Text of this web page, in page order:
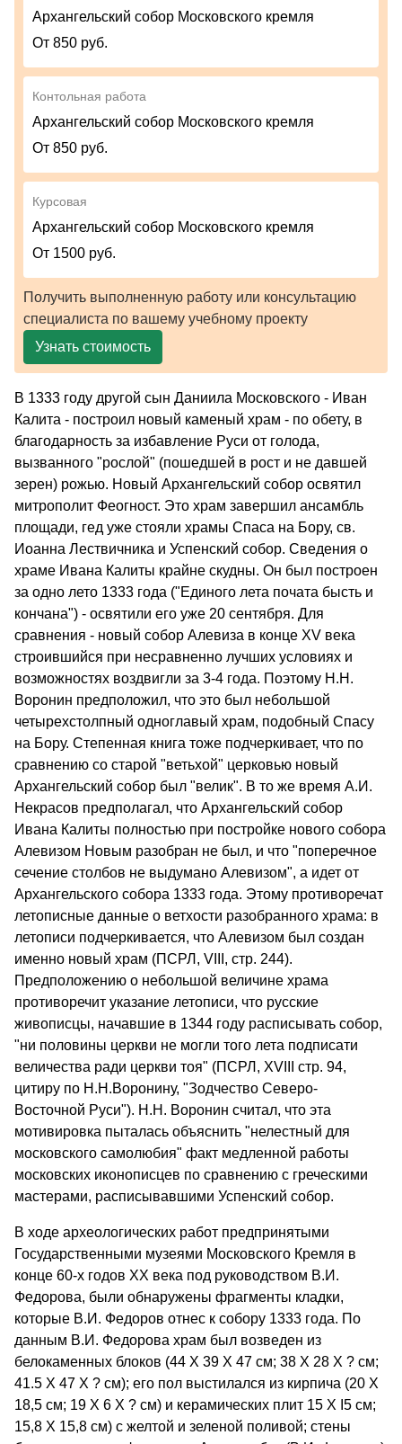
Архангельский собор Московского кремля
От 850 руб.
Контольная работа
Архангельский собор Московского кремля
От 850 руб.
Курсовая
Архангельский собор Московского кремля
От 1500 руб.
Получить выполненную работу или консультацию
специалиста по вашему учебному проекту
Узнать стоимость
В 1333 году другой сын Даниила Московского - Иван
Калита - построил новый каменый храм - по обету, в
благодарность за избавление Руси от голода,
вызванного "рослой" (пошедшей в рост и не давшей
зерен) рожью. Новый Архангельский собор освятил
митрополит Феогност. Это храм завершил ансамбль
площади, гед уже стояли храмы Спаса на Бору, св.
Иоанна Лествичника и Успенский собор. Сведения о
храме Ивана Калиты крайне скудны. Он был построен
за одно лето 1333 года ("Единого лета почата бысть и
кончана") - освятили его уже 20 сентября. Для
сравнения - новый собор Алевиза в конце XV века
строившийся при несравненно лучших условиях и
возможностях воздвигли за 3-4 года. Поэтому Н.Н.
Воронин предположил, что это был небольшой
четырехстолпный одноглавый храм, подобный Спасу
на Бору. Степенная книга тоже подчеркивает, что по
сравнению со старой "ветьхой" церковью новый
Архангельский собор был "велик". В то же время А.И.
Некрасов предполагал, что Архангельский собор
Ивана Калиты полностью при постройке нового собора
Алевизом Новым разобран не был, и что "поперечное
сечение столбов не выдумано Алевизом", а идет от
Архангельского собора 1333 года. Этому противоречат
летописные данные о ветхости разобранного храма: в
летописи подчеркивается, что Алевизом был создан
именно новый храм (ПСРЛ, VIII, стр. 244).
Предположению о небольшой величине храма
противоречит указание летописи, что русские
живописцы, начавшие в 1344 году расписывать собор,
"ни половины церкви не могли того лета подписати
величества ради церкви тоя" (ПСРЛ, XVIII стр. 94,
цитиру по Н.Н.Воронину, "Зодчество Северо-
Восточной Руси"). Н.Н. Воронин считал, что эта
мотивировка пыталась объяснить "нелестный для
московского самолюбия" факт медленной работы
московских иконописцев по сравнению с греческими
мастерами, расписывавшими Успенский собор.
В ходе археологических работ предпринятыми
Государственными музеями Московского Кремля в
конце 60-х годов XX века под руководством В.И.
Федорова, были обнаружены фрагменты кладки,
которые В.И. Федоров отнес к собору 1333 года. По
данным В.И. Федорова храм был возведен из
белокаменных блоков (44 X 39 X 47 см; 38 Х 28 Х ? см;
41.5 Х 47 Х ? см); его пол выстилался из кирпича (20 X
18,5 см; 19 Х 6 Х ? см) и керамических плит 15 Х І5 см;
15,8 Х 15,8 см) с желтой и зеленой поливой; стены